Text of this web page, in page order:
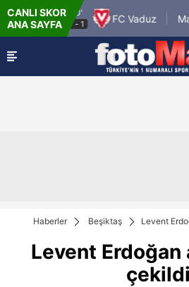
CANLI SKOR
ANA SAYFA
Turku
90'
2- FC Vaduz
Haberler Beşiktaş Levent
Levent Erdoğan
çekildi